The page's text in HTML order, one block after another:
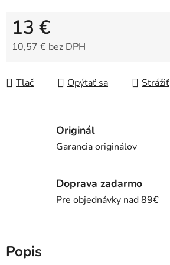
13 €
10,57 € bez DPH
Tlač
Opýtať sa Strážiť
Originál
Garancia originálov
Doprava zadarmo
Pre objednávky nad 89€
Popis